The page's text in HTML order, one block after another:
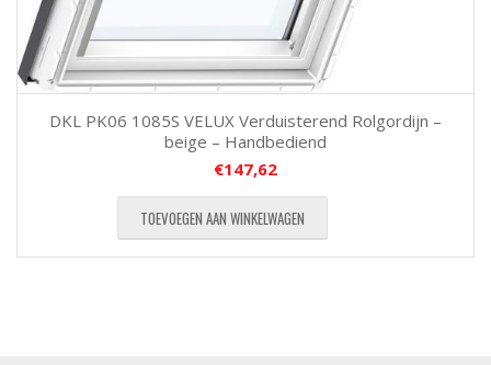
DKL PK06 1085S VELUX Verduisterend Rolgordijn –
beige – Handbediend
€147,62
TOEVOEGEN AAN WINKELWAGEN